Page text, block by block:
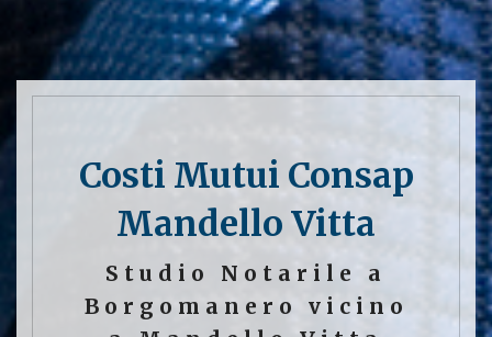
Costi Mutui Consap
Mandello Vitta
Studio Notarile a
Borgomanero vicino